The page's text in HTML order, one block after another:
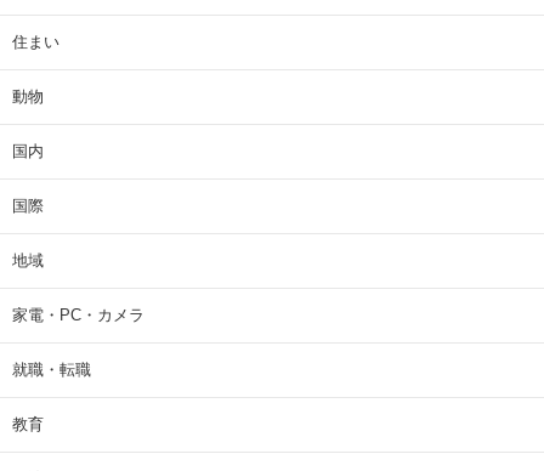
住まい
動物
国内
国際
地域
家電・PC・カメラ
就職・転職
教育